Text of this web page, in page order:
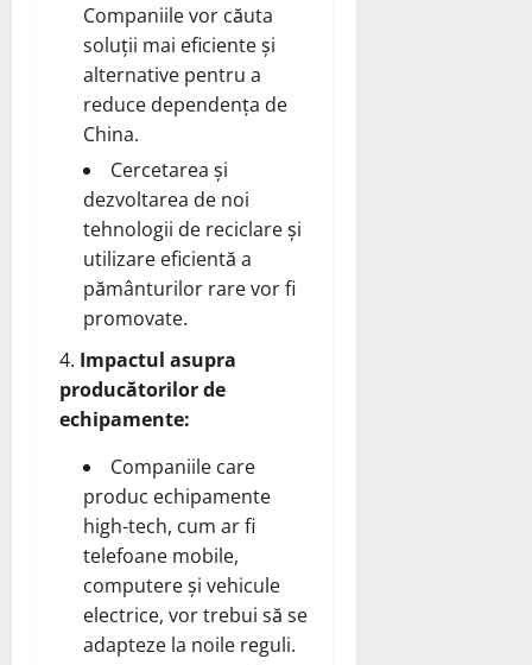
Companiile vor căuta
soluții mai eficiente și
alternative pentru a
reduce dependența de
China.
Cercetarea și
dezvoltarea de noi
tehnologii de reciclare și
utilizare eficientă a
pământurilor rare vor fi
promovate.
Impactul asupra
producătorilor de
echipamente:
Companiile care
produc echipamente
high-tech, cum ar fi
telefoane mobile,
computere și vehicule
electrice, vor trebui să se
adapteze la noile reguli.